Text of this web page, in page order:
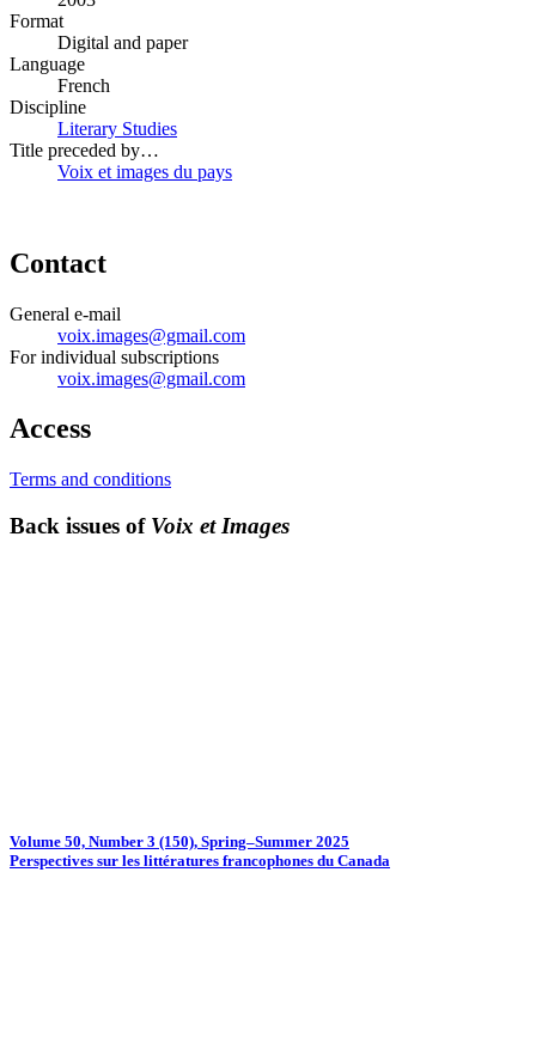
Format
Digital and paper
Language
French
Discipline
Literary Studies
Title preceded by…
Voix et images du pays
Contact
General e-mail
voix.images@gmail.com
For individual subscriptions
voix.images@gmail.com
Access
Terms and conditions
Back issues of Voix et Images
Volume 50, Number 3 (150), Spring–Summer 2025
Perspectives sur les littératures francophones du Canada